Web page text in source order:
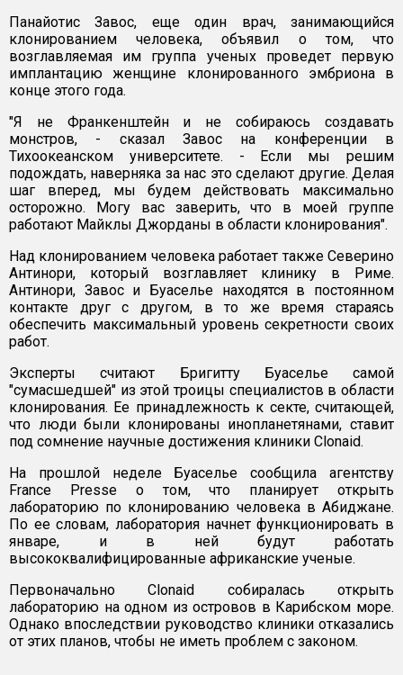
Панайотис Завос, еще один врач, занимающийся
клонированием человека, объявил о том, что
возглавляемая им группа ученых проведет первую
имплантацию женщине клонированного эмбриона в
конце этого года.
"Я не Франкенштейн и не собираюсь создавать
монстров, - сказал Завос на конференции в
Тихоокеанском университете. - Если мы решим
подождать, наверняка за нас это сделают другие. Делая
шаг вперед, мы будем действовать максимально
осторожно. Могу вас заверить, что в моей группе
работают Майклы Джорданы в области клонирования".
Над клонированием человека работает также Северино
Антинори, который возглавляет клинику в Риме.
Антинори, Завос и Буаселье находятся в постоянном
контакте друг с другом, в то же время стараясь
обеспечить максимальный уровень секретности своих
работ.
Эксперты считают Бригитту Буаселье самой
"сумасшедшей" из этой троицы специалистов в области
клонирования. Ее принадлежность к секте, считающей,
что люди были клонированы инопланетянами, ставит
под сомнение научные достижения клиники Clonaid.
На прошлой неделе Буаселье сообщила агентству
France Presse о том, что планирует открыть
лабораторию по клонированию человека в Абиджане.
По ее словам, лаборатория начнет функционировать в
январе, и в ней будут работать
высококвалифицированные африканские ученые.
Первоначально Clonaid собиралась открыть
лабораторию на одном из островов в Карибском море.
Однако впоследствии руководство клиники отказались
от этих планов, чтобы не иметь проблем с законом.